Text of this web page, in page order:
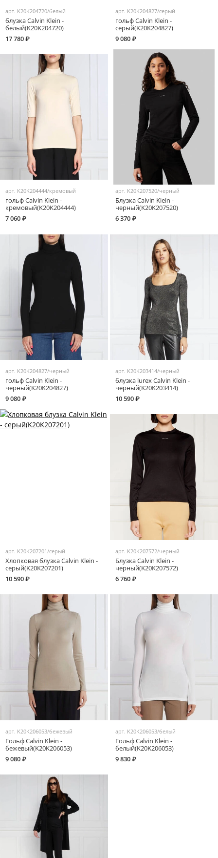
арт. K20K204720/белый
блузка Calvin Klein -
белый(K20K204720)
17 780 ₽
арт. K20K204827/серый
гольф Calvin Klein -
серый(K20K204827)
9 080 ₽
арт. K20K204444/кремовый
гольф Calvin Klein -
кремовый(K20K204444)
7 060 ₽
арт. K20K207520/черный
Блузка Calvin Klein -
черный(K20K207520)
6 370 ₽
арт. K20K204827/черный
гольф Calvin Klein -
черный(K20K204827)
9 080 ₽
арт. K20K203414/черный
блузка lurex Calvin Klein -
черный(K20K203414)
10 590 ₽
арт. K20K207201/серый
Хлопковая блузка Calvin Klein -
серый(K20K207201)
10 590 ₽
арт. K20K207572/черный
Блузка Calvin Klein -
черный(K20K207572)
6 760 ₽
арт. K20K206053/бежевый
Гольф Calvin Klein -
бежевый(K20K206053)
9 080 ₽
арт. K20K206053/белый
Гольф Calvin Klein -
белый(K20K206053)
9 830 ₽